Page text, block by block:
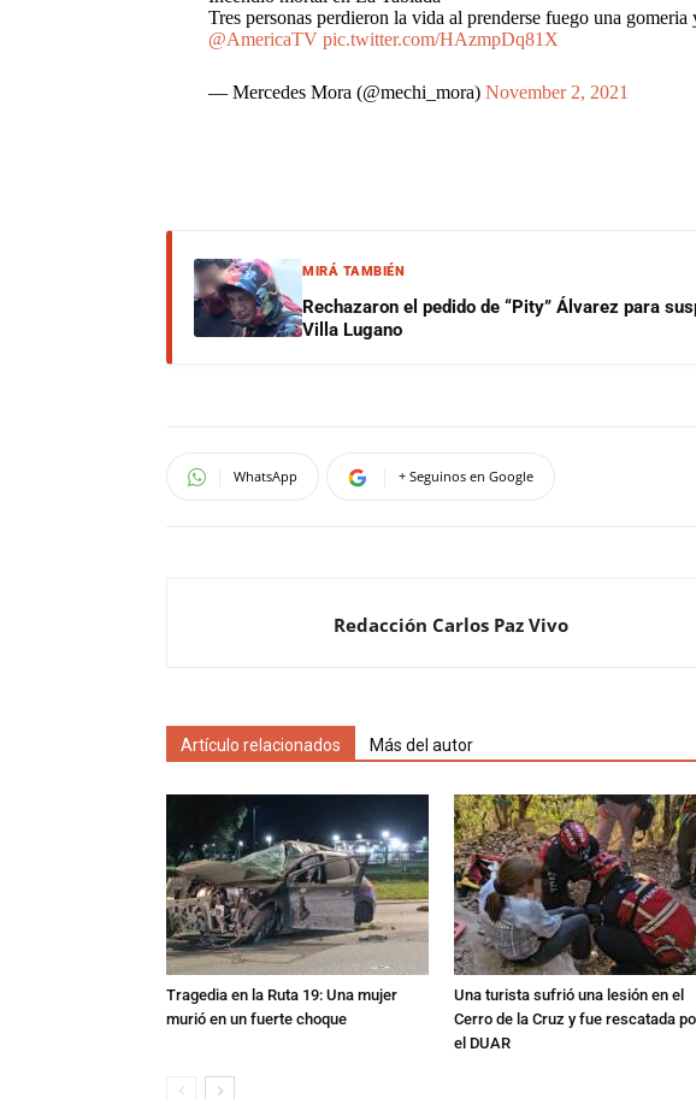
Tres personas perdieron la vida al prenderse fuego una
@AmericaTV pic.twitter.com/HAzmpDq81X
— Mercedes Mora (@mechi_mora) November 2, 2021
MIRÁ TAMBIÉN
Rechazaron el pedido de “Pity” Álvarez para
Villa Lugano
WhatsApp + Seguinos en Google
Redacción Carlos Paz Vivo
Artículo relacionados Más del autor
Tragedia en la Ruta 19: Una mujer
murió en un fuerte choque
Una turista sufrió una lesión en el
Cerro de la Cruz y fue rescatada
el DUAR